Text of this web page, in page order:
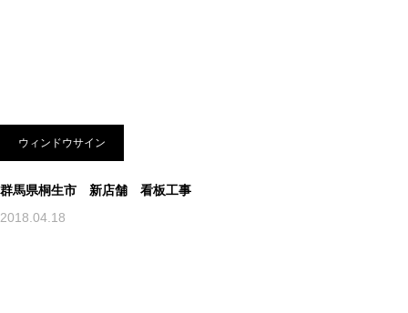
ウィンドウサイン
群馬県桐生市 新店舗 看板工事
2018.04.18